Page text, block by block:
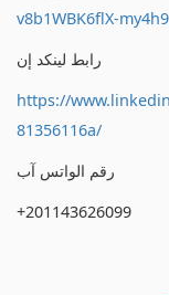
v8b1WBK6flX-
رابط لينكد إن
https://
81356116a/
رقم الواتس آب
+201143626099